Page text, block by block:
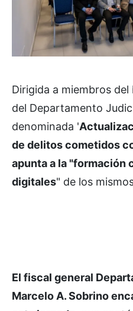
Dirigida a miembros
del Departamento
denominada '
de delitos cometidos
apunta a la "formación
digitales" de los
El fiscal general
Marcelo A. Sobrino